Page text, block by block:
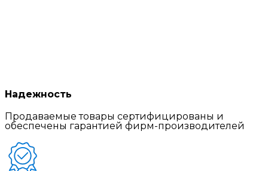
Надежность
Продаваемые товары сертифицированы и
обеспечены гарантией фирм-производителей